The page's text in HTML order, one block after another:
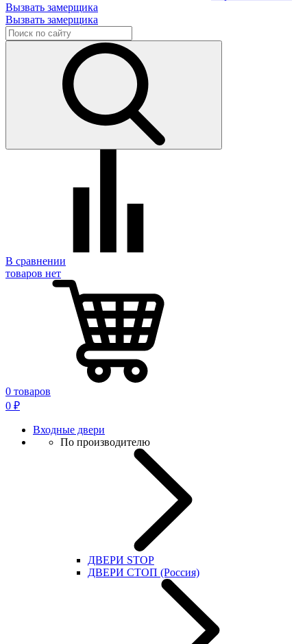
Вызвать замерщика
Вызвать замерщика
В сравнении
товаров нет
0 товаров
0 ₽
Входные двери
По производителю
ДВЕРИ STOP
ДВЕРИ СТОП (Россия)